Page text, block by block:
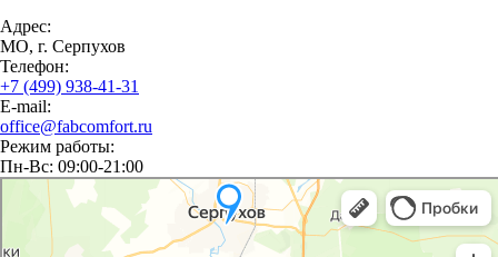
Адрес:
МО, г. Серпухов
Телефон:
+7 (499) 938-41-31
E-mail:
office@fabcomfort.ru
Режим работы:
Пн-Вс: 09:00-21:00